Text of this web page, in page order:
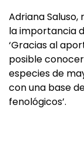
Adriana
la importancia
‘Gracias al
posible
especies de
con una base
fenológicos’.